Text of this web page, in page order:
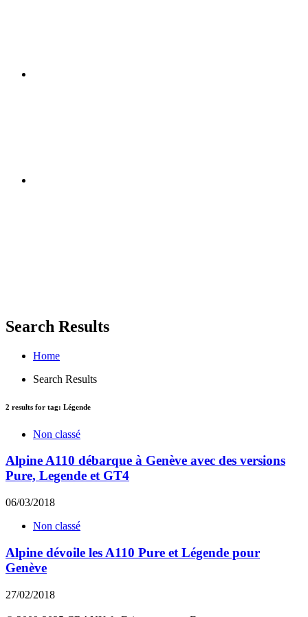
Search Results
Home
Search Results
2 results for tag: Légende
Non classé
Alpine A110 débarque à Genève avec des versions
Pure, Legende et GT4
06/03/2018
Non classé
Alpine dévoile les A110 Pure et Légende pour
Genève
27/02/2018